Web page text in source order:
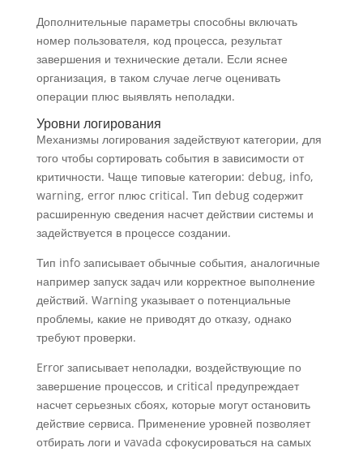
Дополнительные параметры способны включать
номер пользователя, код процесса, результат
завершения и технические детали. Если яснее
организация, в таком случае легче оценивать
операции плюс выявлять неполадки.
Уровни логирования
Механизмы логирования задействуют категории, для
того чтобы сортировать события в зависимости от
критичности. Чаще типовые категории: debug, info,
warning, error плюс critical. Тип debug содержит
расширенную сведения насчет действии системы и
задействуется в процессе создании.
Тип info записывает обычные события, аналогичные
например запуск задач или корректное выполнение
действий. Warning указывает о потенциальные
проблемы, какие не приводят до отказу, однако
требуют проверки.
Error записывает неполадки, воздействующие по
завершение процессов, и critical предупреждает
насчет серьезных сбоях, которые могут остановить
действие сервиса. Применение уровней позволяет
отбирать логи и vavada сфокусироваться на самых